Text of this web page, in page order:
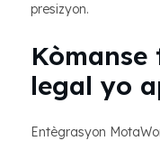
presizyon.
legal yo
Entègrasyon